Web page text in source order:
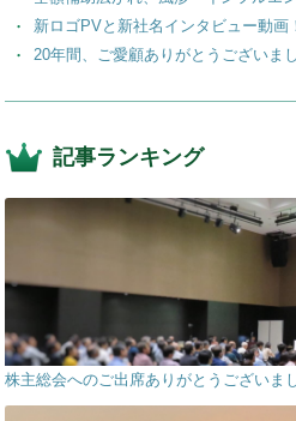
新ロゴPVと新社名インタビュー動画
20年間、ご愛顧ありがとうございま
記事ランキング
株主総会へのご出席ありがとうございま